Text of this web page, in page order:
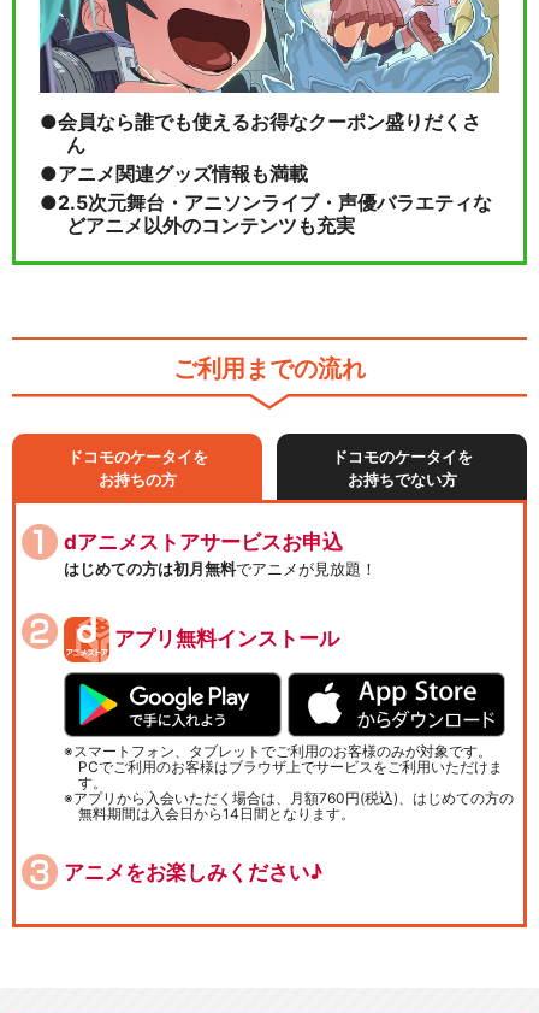
会員なら誰でも使えるお得なクーポン盛りだくさ
ん
アニメ関連グッズ情報も満載
2.5次元舞台・アニソンライブ・声優バラエティな
どアニメ以外のコンテンツも充実
ご利用までの流れ
ドコモのケータイを
お持ちの方
ドコモのケータイを
お持ちでない方
dアニメストアサービスお申込
はじめての方は初月無料でアニメが見放題！
アプリ無料インストール
スマートフォン、タブレットでご利用のお客様のみが対象です。
PCでご利用のお客様はブラウザ上でサービスをご利用いただけま
す。
アプリから入会いただく場合は、月額760円(税込)、はじめての方の
無料期間は入会日から14日間となります。
アニメをお楽しみください♪